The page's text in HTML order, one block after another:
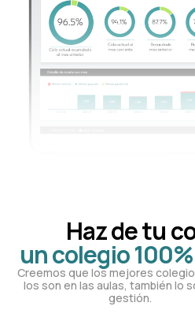
Haz de tu
un colegio
Creemos que los mejores
los son en las aulas, también lo
gestión.